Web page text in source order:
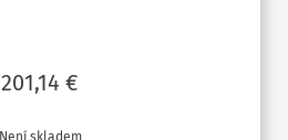
201,14 €
Není skladem